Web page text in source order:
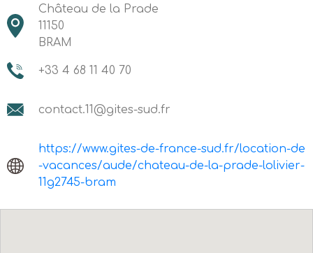
Château de la Prade
11150
BRAM
+33 4 68 11 40 70
contact.11@gites-sud.fr
https://www.gites-de-france-sud.fr/location-de
-vacances/aude/chateau-de-la-prade-lolivier-
11g2745-bram